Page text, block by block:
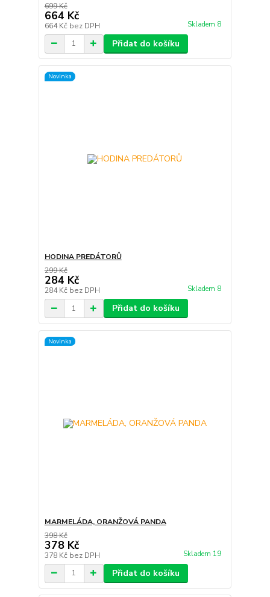
699 Kč
664 Kč
664 Kč bez DPH Skladem 8
Přidat do košíku
Novinka
HODINA PREDÁTORŮ
299 Kč
284 Kč
284 Kč bez DPH Skladem 8
Přidat do košíku
Novinka
MARMELÁDA, ORANŽOVÁ PANDA
398 Kč
378 Kč
378 Kč bez DPH Skladem 19
Přidat do košíku